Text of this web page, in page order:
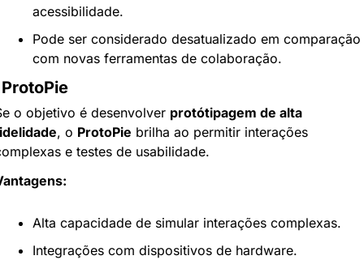
acessibilidade.
Pode ser considerado desatualizado em comparação
com novas ferramentas de colaboração.
o objetivo é desenvolver protótipagem de alta
, o ProtoPie brilha ao permitir interações
e testes de usabilidade.
Alta capacidade de simular interações complexas.
Integrações com dispositivos de hardware.